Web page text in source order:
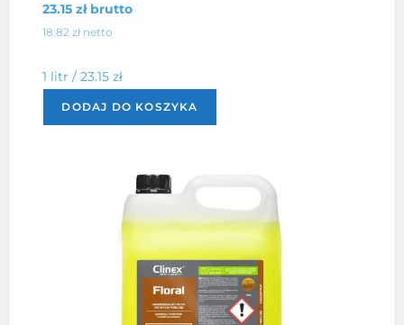
23.15złbrutto
18.82zł netto
1 litr / 23.15zł
DODAJ DO KOSZYKA